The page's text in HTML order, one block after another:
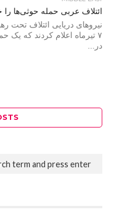
ائتلاف عربی حمله حوثی‌ها را
۷ تیرماه اعلام کردند که
در...